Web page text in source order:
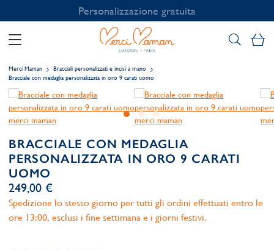
Personalizzazione gratuita
Il
Merci Maman
Bracciali personalizzati e incisi a mano
Bracciale con medaglia personalizzata in oro 9 carati uomo
BRACCIALE CON MEDAGLIA
PERSONALIZZATA IN ORO 9 CARATI
UOMO
249,00 €
Spedizione lo stesso giorno per tutti gli ordini effettuati entro le
ore 13:00, esclusi i fine settimana e i giorni festivi.